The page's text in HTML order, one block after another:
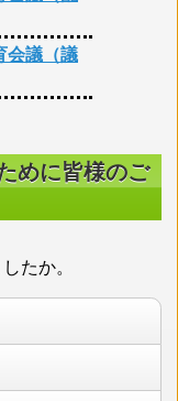
会議（議
めに皆様のご
たか。